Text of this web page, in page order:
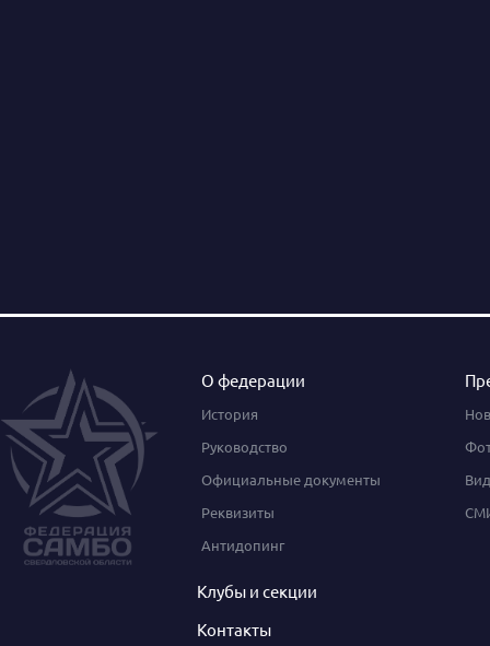
О федерации
История
Руководство
Официальные документы
Реквизиты
Антидопинг
Клубы и секции
Контакты